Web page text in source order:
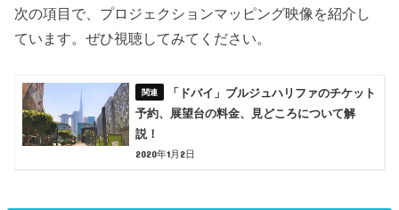
次の項目で、プロジェクションマッピング映像を紹介し
ています。ぜひ視聴してみてください。
「ドバイ」ブルジュハリファのチケット
予約、展望台の料金、見どころについて解
説！
2020年1月2日